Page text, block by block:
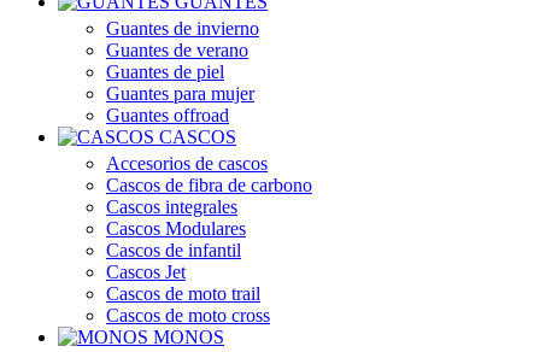
Guantes de invierno
Guantes de verano
Guantes de piel
Guantes para mujer
Guantes offroad
CASCOS
Accesorios de cascos
Cascos de fibra de carbono
Cascos integrales
Cascos Modulares
Cascos de infantil
Cascos Jet
Cascos de moto trail
Cascos de moto cross
MONOS